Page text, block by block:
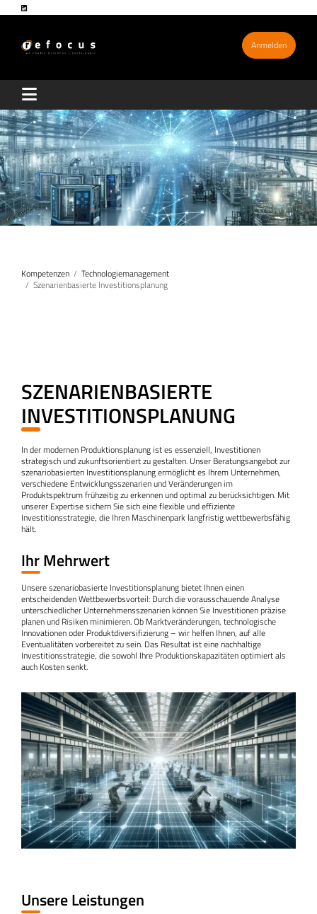
Anmelden
Kompetenzen
Technologiemanagement
Szenarienbasierte Investitionsplanung
SZENARIENBASIERTE
INVESTITIONSPLANUNG
In der modernen Produktionsplanung ist es essenziell, Investitionen
strategisch und zukunftsorientiert zu gestalten. Unser Beratungsangebot zur
szenariobasierten Investitionsplanung ermöglicht es Ihrem Unternehmen,
verschiedene Entwicklungsszenarien und Veränderungen im
Produktspektrum frühzeitig zu erkennen und optimal zu berücksichtigen. Mit
unserer Expertise sichern Sie sich eine flexible und effiziente
Investitionsstrategie, die Ihren Maschinenpark langfristig wettbewerbsfähig
hält.
Ihr Mehrwert
Unsere szenariobasierte Investitionsplanung bietet Ihnen einen
entscheidenden Wettbewerbsvorteil: Durch die vorausschauende Analyse
unterschiedlicher Unternehmensszenarien können Sie Investitionen präzise
planen und Risiken minimieren. Ob Marktveränderungen, technologische
Innovationen oder Produktdiversifizierung – wir helfen Ihnen, auf alle
Eventualitäten vorbereitet zu sein. Das Resultat ist eine nachhaltige
Investitionsstrategie, die sowohl Ihre Produktionskapazitäten optimiert als
auch Kosten senkt.
Unsere Leistungen